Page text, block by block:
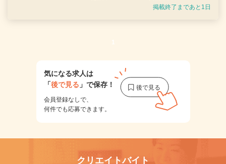
掲載終了まであと1日
1
気になる求人は
「後で見る 」で保存！
会員登録なしで、
何件でも応募できます。
クリエイトバイト